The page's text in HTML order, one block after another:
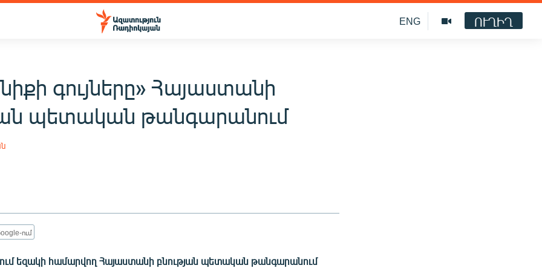
ENG ՈՒՂԻՂ
գույները» Հայաստանի
պետական թանգարանում
ում
եզակի համարվող Հայաստանի բնության պետական թանգարանում